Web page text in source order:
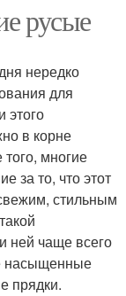
русые
нередко
для
этого
в корне
многие
за то, что этот
стильным
ней чаще всего
насыщенные
прядки.